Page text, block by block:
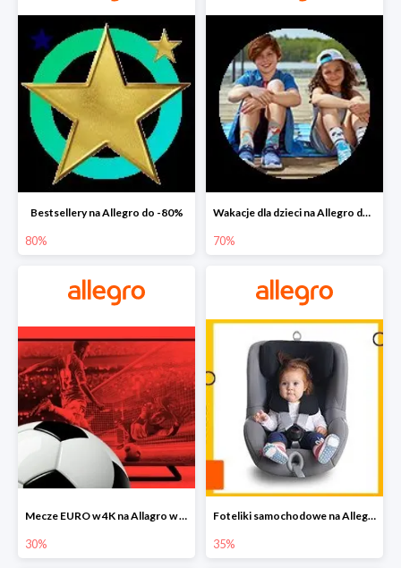
Bestsellery na Allegro do -80%
80%
Wakacje dla dzieci na Allegro do -70%
70%
Mecze EURO w 4K na Allagro w super cenach
30%
Foteliki samochodowe na Allegro w super cenach
35%